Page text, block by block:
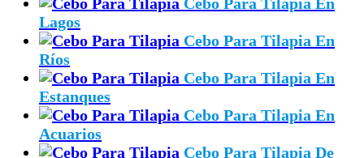
Lagos
Cebo Para Tilapia En
Ríos
Cebo Para Tilapia En
Estanques
Cebo Para Tilapia En
Acuarios
Cebo Para Tilapia De